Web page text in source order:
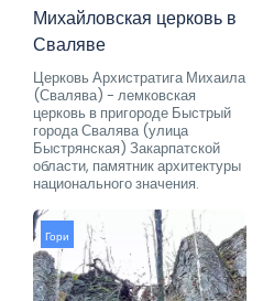
Михайловская церковь в
Сваляве
Церковь Архистратига Михаила
(Свалява) - лемковская
церковь в пригороде Быстрый
города Свалява (улица
Быстрянская) Закарпатской
области, памятник архитектуры
национального значения.
Гори